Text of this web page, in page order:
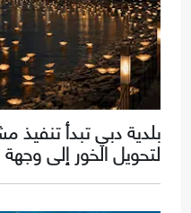
بلدية دبي تبدأ
لتحويل الخور إلى وجهة